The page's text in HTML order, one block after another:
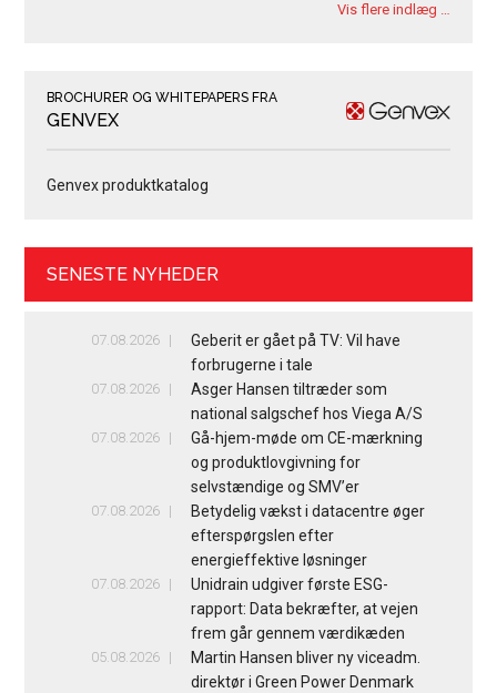
Vis flere indlæg …
BROCHURER OG WHITEPAPERS FRA
GENVEX
Genvex produktkatalog
SENESTE NYHEDER
07.08.2026
Geberit er gået på TV: Vil have
forbrugerne i tale
07.08.2026
Asger Hansen tiltræder som
national salgschef hos Viega A/S
07.08.2026
Gå-hjem-møde om CE-mærkning
og produktlovgivning for
selvstændige og SMV’er
07.08.2026
Betydelig vækst i datacentre øger
efterspørgslen efter
energieffektive løsninger
07.08.2026
Unidrain udgiver første ESG-
rapport: Data bekræfter, at vejen
frem går gennem værdikæden
05.08.2026
Martin Hansen bliver ny viceadm.
direktør i Green Power Denmark